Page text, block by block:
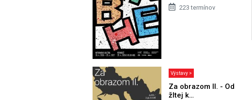
223 termínov
Výstavy >
Za obrazom II. - Od
žltej k…